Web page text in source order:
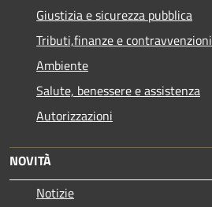
Giustizia e sicurezza pubblica
Tributi,finanze e contravvenzioni
Ambiente
Salute, benessere e assistenza
Autorizzazioni
NOVITÀ
Notizie